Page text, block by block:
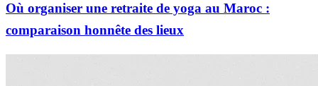
Où organiser une retraite de yoga au Maroc :
comparaison honnête des lieux